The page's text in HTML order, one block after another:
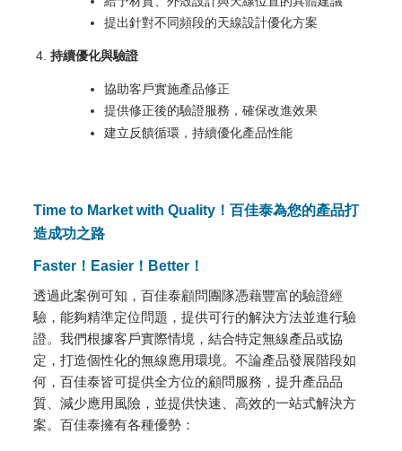
提出針對不同頻段的天線設計優化方案
持續優化與驗證
協助客戶實施產品修正
提供修正後的驗證服務，確保改進效果
建立反饋循環，持續優化產品性能
Time to Market with Quality！百佳泰為您的產品打
造成功之路
Faster！Easier！Better！
透過此案例可知，百佳泰顧問團隊憑藉豐富的驗證經
驗，能夠精準定位問題，提供可行的解決方法並進行驗
證。我們根據客戶實際情境，結合特定無線產品或協
定，打造個性化的無線應用環境。不論產品發展階段如
何，百佳泰皆可提供全方位的顧問服務，提升產品品
質、減少應用風險，並提供快速、高效的一站式解決方
案。百佳泰擁有各種優勢：